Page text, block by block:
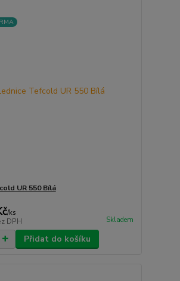
UR 550 Bílá
/ks
DPH Skladem
Přidat do košíku